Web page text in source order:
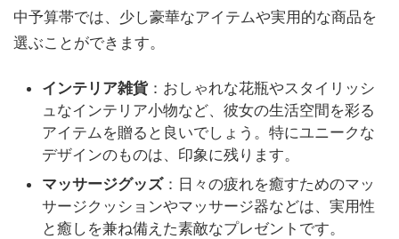
中予算帯では、少し豪華なアイテムや実用的な商品を
選ぶことができます。
インテリア雑貨：おしゃれな花瓶やスタイリッシ
ュなインテリア小物など、彼女の生活空間を彩る
アイテムを贈ると良いでしょう。特にユニークな
デザインのものは、印象に残ります。
マッサージグッズ：日々の疲れを癒すためのマッ
サージクッションやマッサージ器などは、実用性
と癒しを兼ね備えた素敵なプレゼントです。